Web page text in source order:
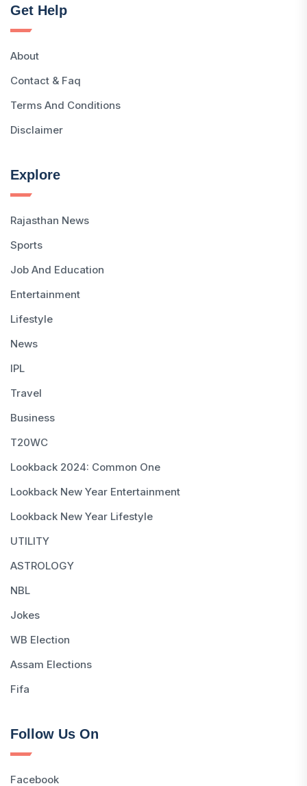
Get Help
About
Contact & Faq
Terms And Conditions
Disclaimer
Explore
Rajasthan News
Sports
Job And Education
Entertainment
Lifestyle
News
IPL
Travel
Business
T20WC
Lookback 2024: Common One
Lookback New Year Entertainment
Lookback New Year Lifestyle
UTILITY
ASTROLOGY
NBL
Jokes
WB Election
Assam Elections
Fifa
Follow Us On
Facebook